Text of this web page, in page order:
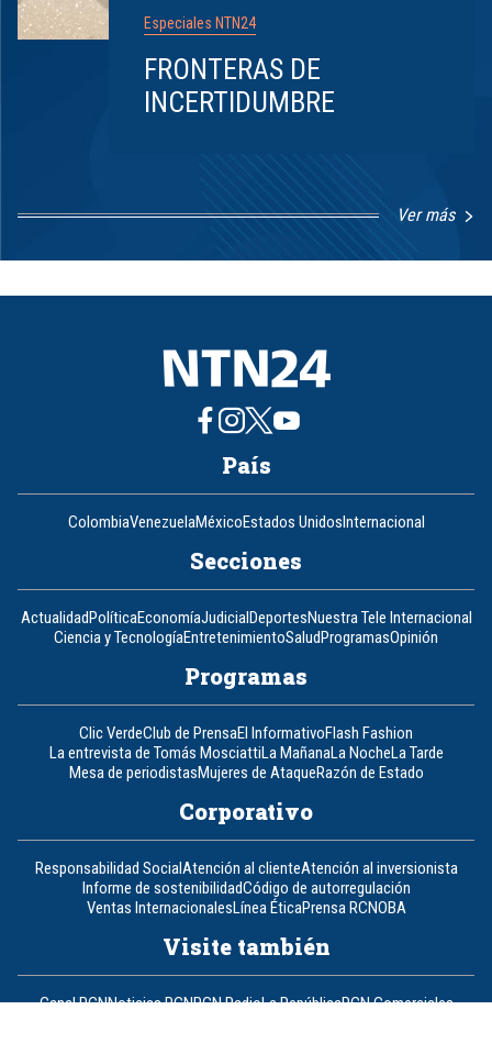
Especiales NTN24
FRONTERAS DE
INCERTIDUMBRE
Ver más
1
8
País
ColombiaVenezuelaMéxicoEstados UnidosInternacional
Secciones
ActualidadPolíticaEconomíaJudicialDeportesNuestra Tele Internacional
Ciencia y TecnologíaEntretenimientoSaludProgramasOpinión
Programas
Clic VerdeClub de PrensaEl InformativoFlash Fashion
La entrevista de Tomás MosciattiLa MañanaLa NocheLa Tarde
Mesa de periodistasMujeres de AtaqueRazón de Estado
Corporativo
Responsabilidad SocialAtención al clienteAtención al inversionista
Informe de sostenibilidadCódigo de autorregulación
Ventas InternacionalesLínea ÉticaPrensa RCNOBA
Visite también
Canal RCNNoticias RCNRCN RadioLa RepúblicaRCN Comerciales